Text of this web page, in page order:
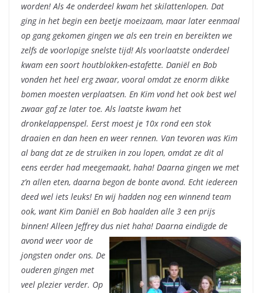
worden! Als 4e onderdeel kwam het skilattenlopen. Dat
ging in het begin een beetje moeizaam, maar later eenmaal
op gang gekomen gingen we als een trein en bereikten we
zelfs de voorlopige snelste tijd! Als voorlaatste onderdeel
kwam een soort houtblokken-estafette. Daniël en Bob
vonden het heel erg zwaar, vooral omdat ze enorm dikke
bomen moesten verplaatsen. En Kim vond het ook best wel
zwaar gaf ze later toe. Als laatste kwam het
dronkelappenspel. Eerst moest je 10x rond een stok
draaien en dan heen en weer rennen. Van tevoren was Kim
al bang dat ze de struiken in zou lopen, omdat ze dit al
eens eerder had meegemaakt, haha! Daarna gingen we met
z’n allen eten, daarna begon de bonte avond. Echt iedereen
deed wel iets leuks! En wij hadden nog een winnend team
ook, want Kim Daniël en Bob haalden alle 3 een prijs
binnen! Alleen Jeffrey dus niet haha! Daarna eindigde de
avond weer voor de
jongsten onder ons. De
ouderen gingen met
veel plezier verder. Op